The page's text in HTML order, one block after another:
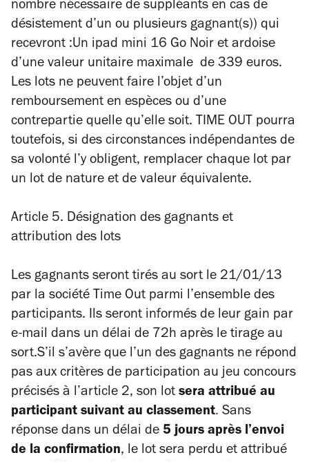
nombre nécessaire de suppléants en cas de
désistement d’un ou plusieurs gagnant(s)) qui
recevront :Un ipad mini 16 Go Noir et ardoise
d’une valeur unitaire maximale de 339 euros.
Les lots ne peuvent faire l’objet d’un
remboursement en espèces ou d’une
contrepartie quelle qu’elle soit. TIME OUT pourra
toutefois, si des circonstances indépendantes de
sa volonté l’y obligent, remplacer chaque lot par
un lot de nature et de valeur équivalente.
Article 5. Désignation des gagnants et
attribution des lots
Les gagnants seront tirés au sort le 21/01/13
par la société Time Out parmi l’ensemble des
participants. Ils seront informés de leur gain par
e-mail dans un délai de 72h après le tirage au
sort.S’il s’avère que l’un des gagnants ne répond
pas aux critères de participation au jeu concours
précisés à l’article 2, son lot sera attribué au
participant suivant au classement. Sans
réponse dans un délai de 5 jours après l’envoi
de la confirmation, le lot sera perdu et attribué